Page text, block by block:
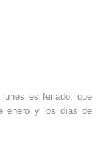
es feriado, que
enero y los días de